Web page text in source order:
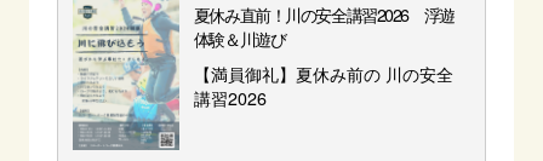
夏休み直前！川の安全講習2026 浮遊
体験＆川遊び
【満員御礼】夏休み前の 川の安全
講習2026